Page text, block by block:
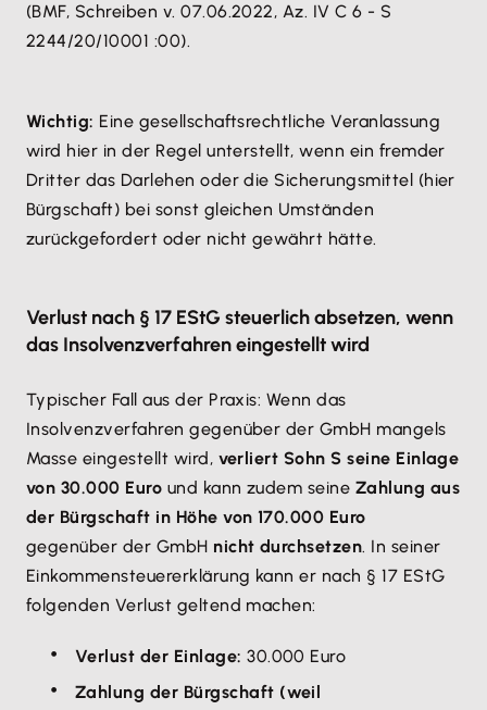
(BMF, Schreiben v. 07.06.2022, Az. IV C 6 - S
2244/20/10001 :00).
Wichtig: Eine gesellschaftsrechtliche Veranlassung
wird hier in der Regel unterstellt, wenn ein fremder
Dritter das Darlehen oder die Sicherungsmittel (hier
Bürgschaft) bei sonst gleichen Umständen
zurückgefordert oder nicht gewährt hätte.
Verlust nach § 17 EStG steuerlich absetzen, wenn
das Insolvenzverfahren eingestellt wird
Typischer Fall aus der Praxis: Wenn das
Insolvenzverfahren gegenüber der GmbH mangels
Masse eingestellt wird, verliert Sohn S seine Einlage
von 30.000 Euro und kann zudem seine Zahlung aus
der Bürgschaft in Höhe von 170.000 Euro
gegenüber der GmbH nicht durchsetzen. In seiner
Einkommensteuererklärung kann er nach § 17 EStG
folgenden Verlust geltend machen:
Verlust der Einlage: 30.000 Euro
Zahlung der Bürgschaft (weil